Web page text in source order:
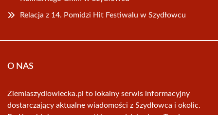
Relacja z 14. Pomidzi Hit Festiwalu w Szydłowcu
O NAS
Ziemiaszydlowiecka.pl to lokalny serwis informacyjny
dostarczający aktualne wiadomości z Szydłowca i okolic.